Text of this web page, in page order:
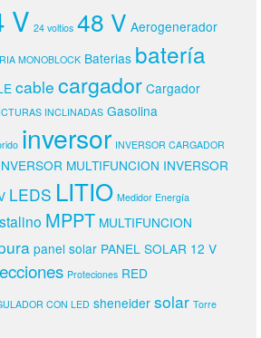
V 24 voltios 48 V Aerogenerador
MONOBLOCK Baterias batería
cable cargador Cargador
INCLINADAS Gasolina
inversor INVERSOR CARGADOR
MULTIFUNCION INVERSOR
LEDS LITIO Medidor Energía
MPPT MULTIFUNCION
panel solar PANEL SOLAR 12 V
Proteciones RED
CON LED sheneider solar Torre